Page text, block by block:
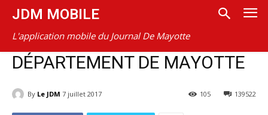
JDM MOBILE
L'application mobile du Journal De Mayotte
DÉPARTEMENT DE MAYOTTE
By Le JDM 7 juillet 2017 139522
105